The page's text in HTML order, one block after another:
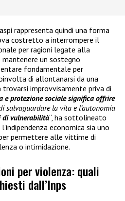
rappresenta quindi una forma
costretto a interrompere il
per ragioni legate alla
un sostegno
fondamentale per
di allontanarsi da una
trovarsi improvvisamente priva di
e protezione sociale significa offrire
salvaguardare la vita e l’autonomia
di vulnerabilità“, ha sottolineato
economica sia uno
permettere alle vittime di
o intimidazione.
per violenza: quali
dall’Inps